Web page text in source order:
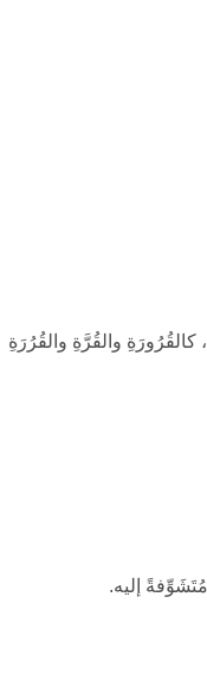
والقُرَّةِ والقُرُرَةِ